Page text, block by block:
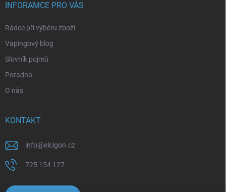
INFORAMCE PRO VÁS
Rádce při výběru zboží
Vapingový blog
Slovník pojmů
Poradna
O nás
KONTAKT
info@elcigon.cz
725 154 127